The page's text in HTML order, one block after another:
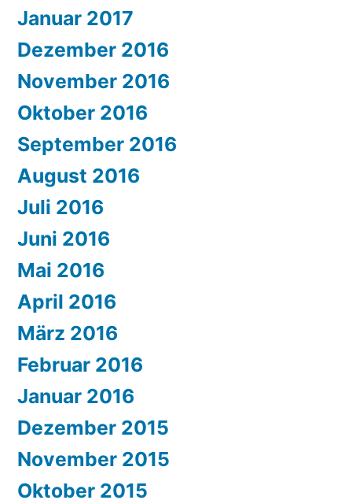
Januar 2017
Dezember 2016
November 2016
Oktober 2016
September 2016
August 2016
Juli 2016
Juni 2016
Mai 2016
April 2016
März 2016
Februar 2016
Januar 2016
Dezember 2015
November 2015
Oktober 2015